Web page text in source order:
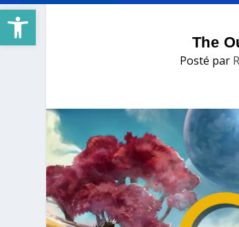
Ouvrir la barre d’outils
The
Posté par